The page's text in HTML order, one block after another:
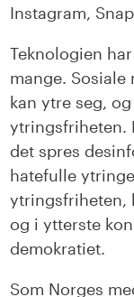
Instagram,
Teknologien
mange.
kan ytre seg,
ytringsfriheten.
det spres
hatefulle
ytringsfriheten,
og i ytterste
demokratiet.
Som Norges